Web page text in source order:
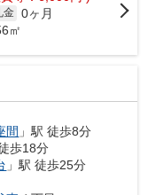
金 0ヶ月
㎡
間 」駅 徒歩8分
歩18分
」駅 徒歩25分